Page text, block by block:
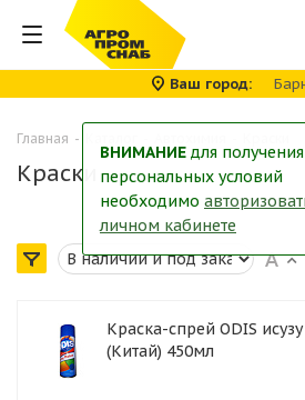
Ваш город
Главная -
Краски
Краска-спрей ODIS
(Китай) 450мл
ВНИМАНИЕ для получения
персональных условий
необходимо
личном кабинете